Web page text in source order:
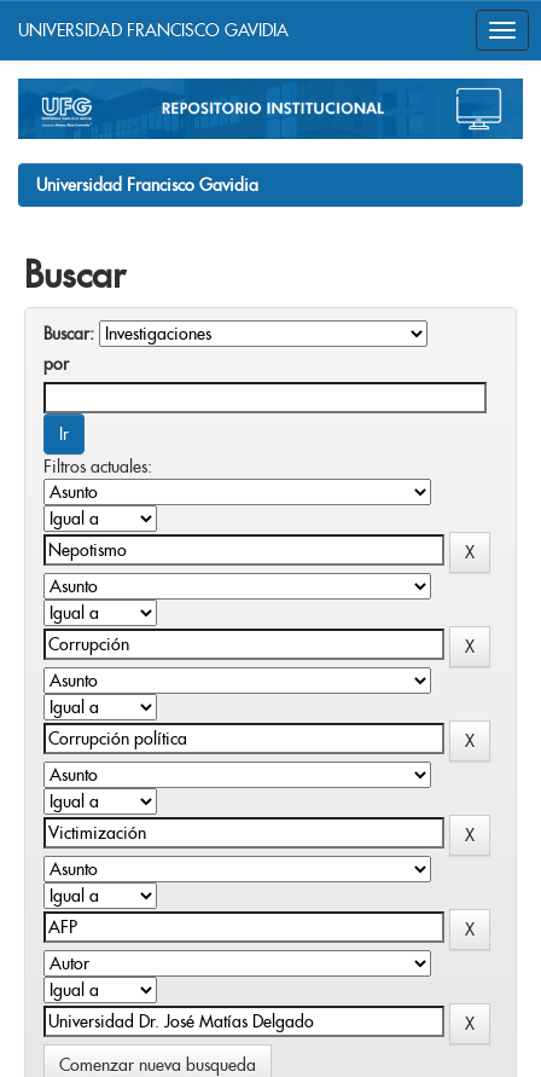
navigation
UNIVERSIDAD FRANCISCO GAVIDIA
Universidad Francisco Gavidia
Buscar
Buscar:
por
Filtros actuales:
Comenzar nueva busqueda